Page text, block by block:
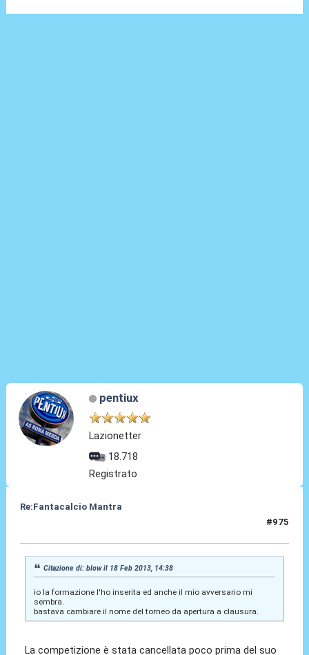
pentiux
Lazionetter
18.718
Registrato
Re:Fantacalcio Mantra
#975
Citazione di: blow il 18 Feb 2013, 14:38
io la formazione l'ho inserita ed anche il mio avversario mi
sembra.
bastava cambiare il nome del torneo da apertura a clausura.
La competizione è stata cancellata poco prima del suo